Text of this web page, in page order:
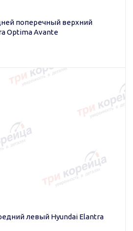
поперечный верхний
Optima Avante
левый Hyundai Elantra